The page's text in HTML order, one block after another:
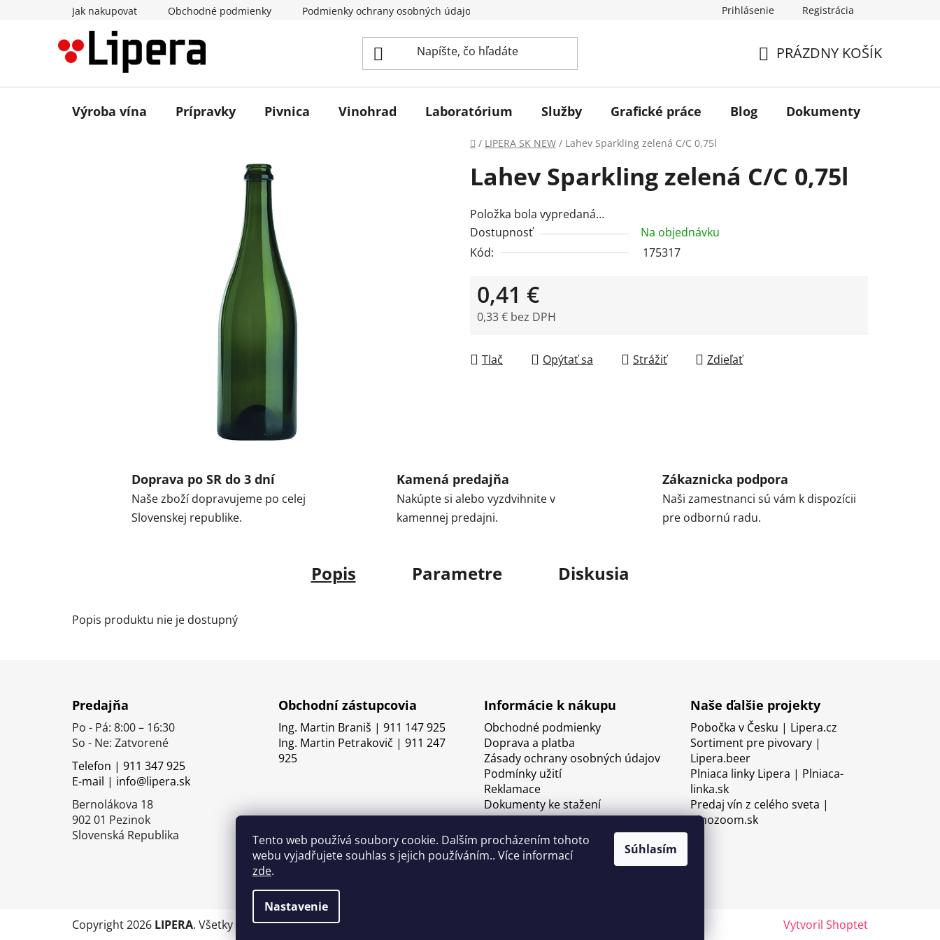
Tento web používá soubory cookie. Dalším procházením tohoto
webu vyjadřujete souhlas s jejich používáním.. Více informací
zde.
Nastavenie
Súhlasím
Jak nakupovat Obchodné podmienky Podmienky ochrany osobných údajov Prihlásenie Registrácia
KOŠÍK
PRÁZDNY KOŠÍK
Výroba vína Prípravky Pivnica Vinohrad Laboratórium Služby Grafické práce Blog Dokumenty
Domov
/ LIPERA SK NEW / Lahev Sparkling zelená C/C 0,75l
Lahev Sparkling zelená C/C 0,75l
Položka bola vypredaná…
Dostupnosť
Na objednávku
Kód:
175317
0,41 €
0,33 € bez DPH
Tlač
Opýtať sa Strážiť Zdieľať
Doprava po SR do 3 dní
Naše zboží dopravujeme po celej
Slovenskej republike.
Kamená predajňa
Nakúpte si alebo vyzdvihnite v
kamennej predajni.
Zákaznicka podpora
Naši zamestnanci sú vám k dispozícii
pre odbornú radu.
Popis Parametre Diskusia
Popis produktu nie je dostupný
Predajňa
Po - Pá: 8:00 – 16:30
So - Ne: Zatvorené
Telefon | 911 347 925
E-mail | info@lipera.sk
Bernolákova 18
902 01 Pezinok
Slovenská Republika
Obchodní zástupcovia
Ing. Martin Braniš | 911 147 925
Ing. Martin Petrakovič | 911 247
925
Informácie k nákupu
Obchodné podmienky
Doprava a platba
Zásady ochrany osobných údajov
Podmínky užití
Reklamace
Dokumenty ke stažení
Naše ďalšie projekty
Pobočka v Česku | Lipera.cz
Sortiment pre pivovary |
Lipera.beer
Plniaca linky Lipera | Plniaca-
linka.sk
Predaj vín z celého sveta |
Vinozoom.sk
Vytvoril Shoptet
Copyright 2026 LIPERA. Všetky práva vyhradené.